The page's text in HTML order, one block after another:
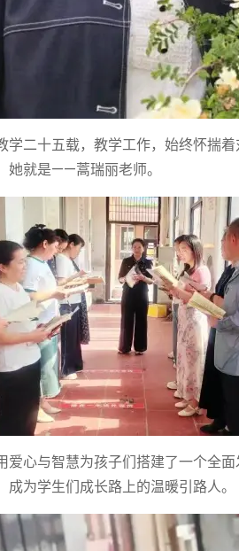
学二十五载，教学工作，始终怀揣
她就是——蒿瑞丽老师。
爱心与智慧为孩子们搭建了一个全
为学生们成长路上的温暖引路人。